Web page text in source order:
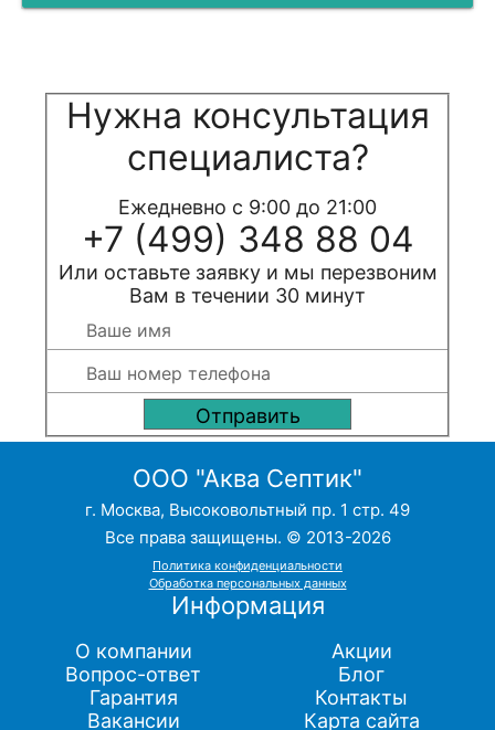
Нужна консультация
специалиста?
Ежедневно с 9:00 до 21:00
+7 (499) 348 88 04
Или оставьте заявку и мы перезвоним
Вам в течении 30 минут
ООО "Аква Септик"
г. Москва, Высоковольтный пр. 1 стр. 49
Все права защищены. © 2013-2026
Политика конфиденциальности
Обработка персональных данных
Информация
О компании
Вопрос-ответ
Гарантия
Вакансии
Акции
Блог
Контакты
Карта сайта